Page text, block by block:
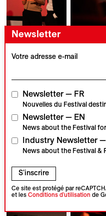
Newsletter
Votre adresse e-mail
Newsletter — FR
Nouvelles du Festival
Newsletter — EN
News about the Festival
Industry Newsletter —
News about the Festival &
S'inscrire
Ce site est protégé par
et lesConditions d'utilisation de